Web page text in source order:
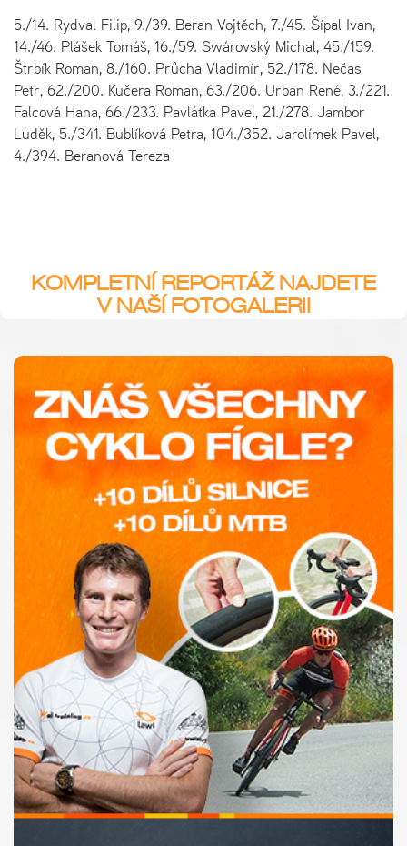
5./14. Rydval Filip, 9./39. Beran Vojtěch, 7./45. Šípal Ivan,
14./46. Plášek Tomáš, 16./59. Swárovský Michal, 45./159.
Štrbík Roman, 8./160. Průcha Vladimír, 52./178. Nečas
Petr, 62./200. Kučera Roman, 63./206. Urban René, 3./221.
Falcová Hana, 66./233. Pavlátka Pavel, 21./278. Jambor
Luděk, 5./341. Bublíková Petra, 104./352. Jarolímek Pavel,
4./394. Beranová Tereza
KOMPLETNÍ REPORTÁŽ NAJDETE
V NAŠÍ FOTOGALERII